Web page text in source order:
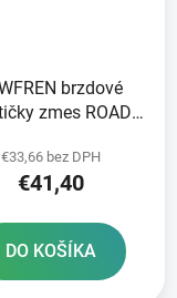
brzdové
zmes ROAD
ks v balení
€33,66 bez DPH
€41,40
DO KOŠÍKA